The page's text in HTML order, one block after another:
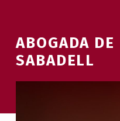
ABOGADA
SABADELL